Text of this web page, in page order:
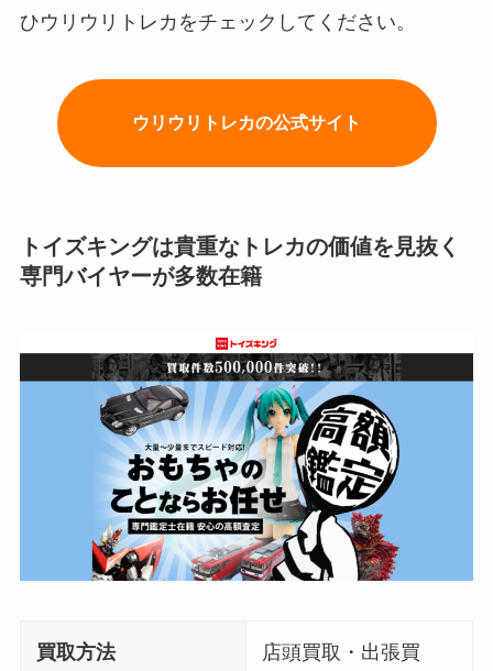
ひウリウリトレカをチェックしてください。
ウリウリトレカの公式サイト
トイズキングは貴重なトレカの価値を見抜く
専門バイヤーが多数在籍
買取方法
店頭買取・出張買